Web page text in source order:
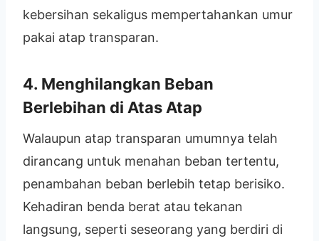
kebersihan sekaligus mempertahankan umur
pakai atap transparan.
4. Menghilangkan Beban
Berlebihan di Atas Atap
Walaupun atap transparan umumnya telah
dirancang untuk menahan beban tertentu,
penambahan beban berlebih tetap berisiko.
Kehadiran benda berat atau tekanan
langsung, seperti seseorang yang berdiri di